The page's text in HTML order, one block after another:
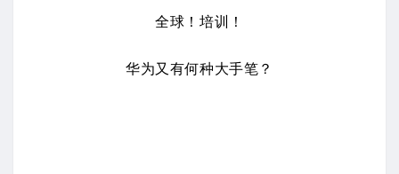
全球！培训！
华为又有何种大手笔？